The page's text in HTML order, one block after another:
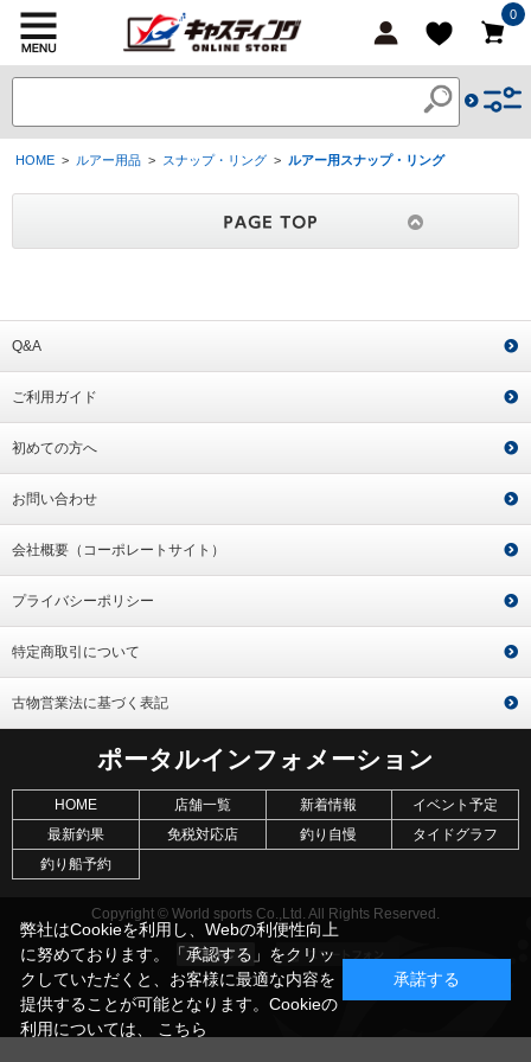
0
HOME > ルアー用品 > スナップ・リング > ルアー用スナップ・リング
Q&A
ご利用ガイド
初めての方へ
お問い合わせ
会社概要（コーポレートサイト）
プライバシーポリシー
特定商取引について
古物営業法に基づく表記
ポータルインフォメーション
HOME 店舗一覧 新着情報
イベント予定
最新釣果
免税対応店 釣り自慢
タイドグラフ
釣り船予約
Copyright © World sports Co.,Ltd. All Rights Reserved.
弊社はCookieを利用し、Webの利便性向上
に努めております。「承認する」をクリッ
クしていただくと、お客様に最適な内容を
提供することが可能となります。Cookieの
利用については、 こちら
承諾する